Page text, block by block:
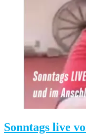
Sonntags live